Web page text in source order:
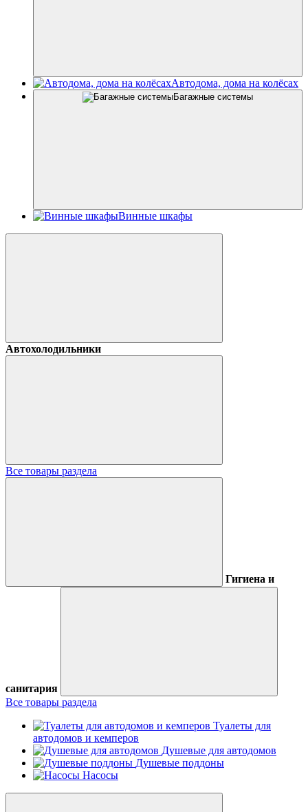
Автодома, дома на колёсах
Багажные системы
Винные шкафы
Автохолодильники
Все товары раздела
Гигиена и
санитария
Все товары раздела
Туалеты для
автодомов и кемперов
Душевые для автодомов
Душевые поддоны
Насосы